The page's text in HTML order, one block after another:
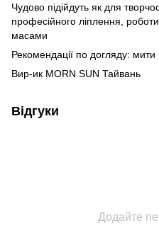
Чудово підійдуть як для
професійного ліплення,
масами
Рекомендації по догляду: мити
Вир-ик MORN SUN Тайвань
Відгуки
Додайте